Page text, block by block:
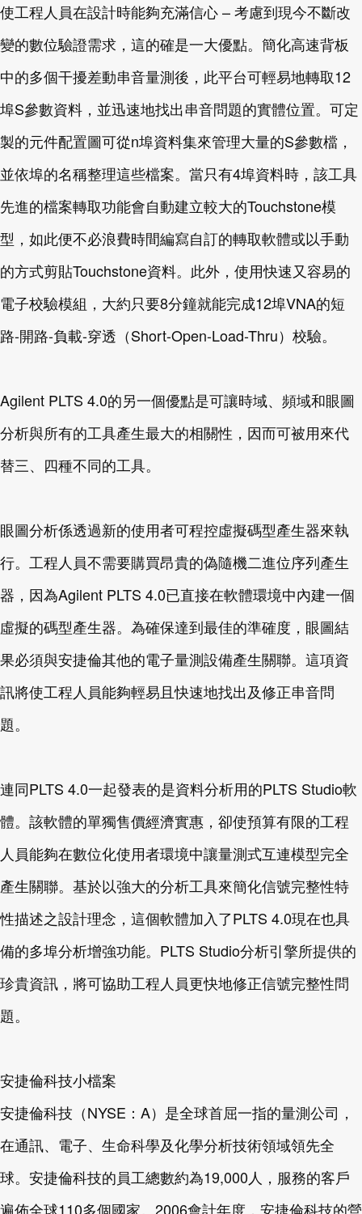
使工程人員在設計時能夠充滿信心 – 考慮到現今不斷改
變的數位驗證需求，這的確是一大優點。簡化高速背板
中的多個干擾差動串音量測後，此平台可輕易地轉取12
埠S參數資料，並迅速地找出串音問題的實體位置。可定
製的元件配置圖可從n埠資料集來管理大量的S參數檔，
並依埠的名稱整理這些檔案。當只有4埠資料時，該工具
先進的檔案轉取功能會自動建立較大的Touchstone模
型，如此便不必浪費時間編寫自訂的轉取軟體或以手動
的方式剪貼Touchstone資料。此外，使用快速又容易的
電子校驗模組，大約只要8分鐘就能完成12埠VNA的短
路-開路-負載-穿透（Short-Open-Load-Thru）校驗。
Agilent PLTS 4.0的另一個優點是可讓時域、頻域和眼圖
分析與所有的工具產生最大的相關性，因而可被用來代
替三、四種不同的工具。
眼圖分析係透過新的使用者可程控虛擬碼型產生器來執
行。工程人員不需要購買昂貴的偽隨機二進位序列產生
器，因為Agilent PLTS 4.0已直接在軟體環境中內建一個
虛擬的碼型產生器。為確保達到最佳的準確度，眼圖結
果必須與安捷倫其他的電子量測設備產生關聯。這項資
訊將使工程人員能夠輕易且快速地找出及修正串音問
題。
連同PLTS 4.0一起發表的是資料分析用的PLTS Studio軟
體。該軟體的單獨售價經濟實惠，卻使預算有限的工程
人員能夠在數位化使用者環境中讓量測式互連模型完全
產生關聯。基於以強大的分析工具來簡化信號完整性特
性描述之設計理念，這個軟體加入了PLTS 4.0現在也具
備的多埠分析增強功能。PLTS Studio分析引擎所提供的
珍貴資訊，將可協助工程人員更快地修正信號完整性問
題。
安捷倫科技小檔案
安捷倫科技（NYSE：A）是全球首屈一指的量測公司，
在通訊、電子、生命科學及化學分析技術領域領先全
球。安捷倫科技的員工總數約為19,000人，服務的客戶
遍佈全球110多個國家。2006會計年度，安捷倫科技的營